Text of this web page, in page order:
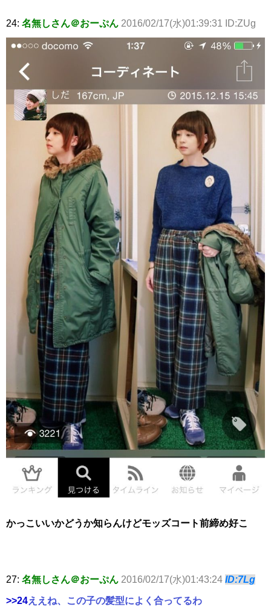
24: 名無しさん＠おーぷん 2016/02/17(水)01:39:31 ID:ZUg
かっこいいかどうか知らんけどモッズコート前締め好こ
27: 名無しさん＠おーぷん 2016/02/17(水)01:43:24 ID:7Lg
>>24ええね、この子の髪型によく合ってるわ